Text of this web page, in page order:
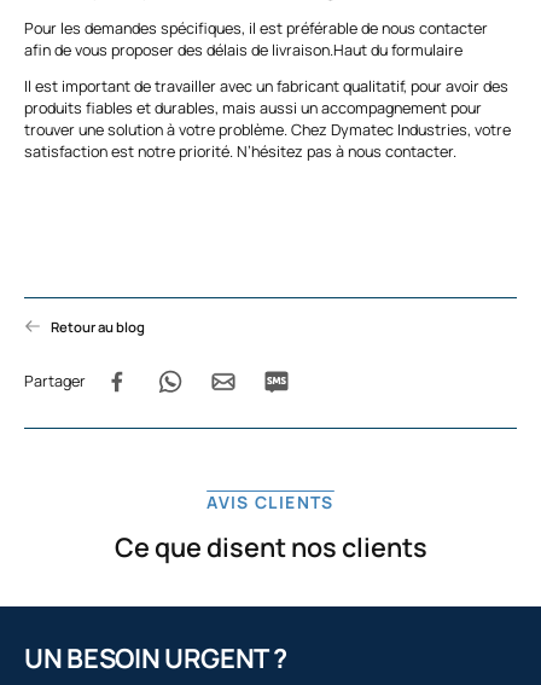
Pour les demandes spécifiques, il est préférable de nous contacter
afin de vous proposer des délais de livraison.Haut du formulaire
Il est important de travailler avec un fabricant qualitatif, pour avoir des
produits fiables et durables, mais aussi un accompagnement pour
trouver une solution à votre problème. Chez Dymatec Industries, votre
satisfaction est notre priorité. N’hésitez pas à nous contacter.
Retour au blog
Partager
AVIS CLIENTS
Ce que disent nos clients
UN BESOIN URGENT ?